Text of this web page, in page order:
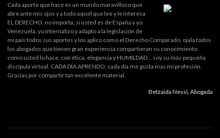
Cada aporte que hace es un mundo maravilloso que
abre ante mis ojos y a todo aquel que lee y le interesa
EL DERECHO, no importa, si usted es de España y yo
Venezuela, yo internalizo y adapto a la legislación de
mi país todos sus aportes y los aplico como el Derecho Comparado, ojala todos
los abogados que tienen gran experiencia compartieran su conocimiento
como usted lo hace, con ética, elegancia y HUMILDAD... soy su más pequeña
discípula virtual. CADA DÍA APRENDO, cada día me gusta mas mi profesión.
Gracias por compartir tan excelente material.
Betzaida Nessi, Abogada